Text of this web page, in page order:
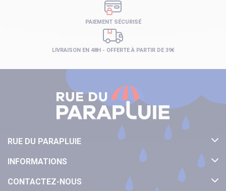
LIVRAISON EN 48H - OFFERTE À PARTIR DE 39€
PAIEMENT SÉCURISÉ
RUE DU PARAPLUIE
INFORMATIONS
CONTACTEZ-NOUS